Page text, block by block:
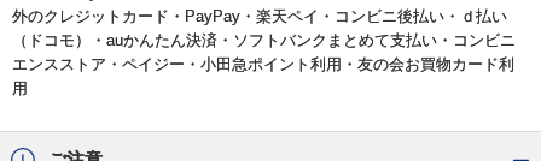
外のクレジットカード・PayPay・楽天ペイ・コンビニ後払い・ｄ払い
（ドコモ）・auかんたん決済・ソフトバンクまとめて支払い・コンビニ
エンスストア・ペイジー・小田急ポイント利用・友の会お買物カード利
用